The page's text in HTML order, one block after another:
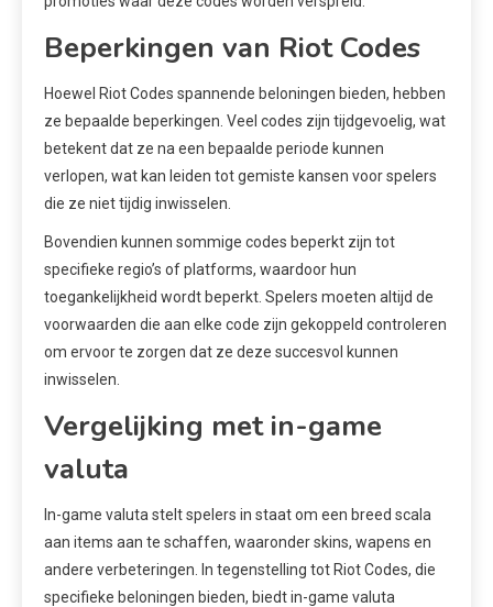
Beperkingen van Riot Codes
Hoewel Riot Codes spannende beloningen bieden, hebben
ze bepaalde beperkingen. Veel codes zijn tijdgevoelig, wat
betekent dat ze na een bepaalde periode kunnen
verlopen, wat kan leiden tot gemiste kansen voor spelers
die ze niet tijdig inwisselen.
Bovendien kunnen sommige codes beperkt zijn tot
specifieke regio’s of platforms, waardoor hun
toegankelijkheid wordt beperkt. Spelers moeten altijd de
voorwaarden die aan elke code zijn gekoppeld controleren
om ervoor te zorgen dat ze deze succesvol kunnen
inwisselen.
Vergelijking met in-game
valuta
In-game valuta stelt spelers in staat om een breed scala
aan items aan te schaffen, waaronder skins, wapens en
andere verbeteringen. In tegenstelling tot Riot Codes, die
specifieke beloningen bieden, biedt in-game valuta